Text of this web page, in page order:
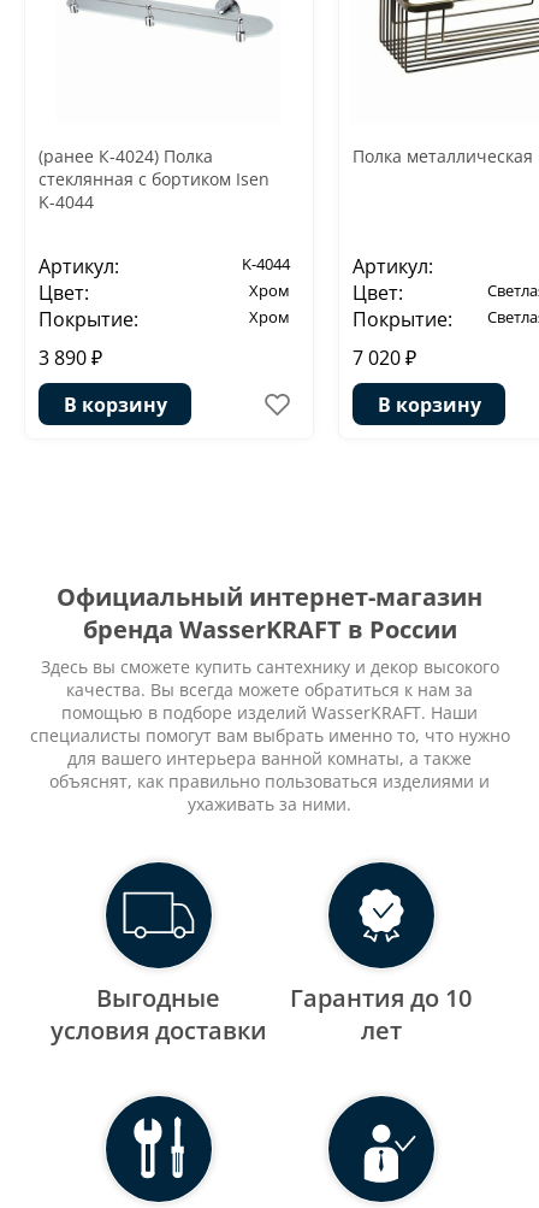
(ранее К-4024) Полка
стеклянная с бортиком Isen
K-4044
Артикул: K-4044
Цвет: Хром
Покрытие: Хром
3 890 ₽
В корзину
Полка металлическая
Артикул:
Цвет:
Покрытие:
7 020 ₽
В корзину
Официальный интернет-магазин
бренда WasserKRAFT в России
Здесь вы сможете купить сантехнику и декор высокого
качества. Вы всегда можете обратиться к нам за
помощью в подборе изделий WasserKRAFT. Наши
специалисты помогут вам выбрать именно то, что нужно
для вашего интерьера ванной комнаты, а также
объяснят, как правильно пользоваться изделиями и
ухаживать за ними.
Выгодные
уcловия доставки
Гарантия до 10
лет